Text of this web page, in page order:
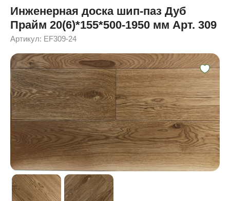
Инженерная доска шип-паз Дуб
Прайм 20(6)*155*500-1950 мм Арт. 309
Артикул: EF309-24